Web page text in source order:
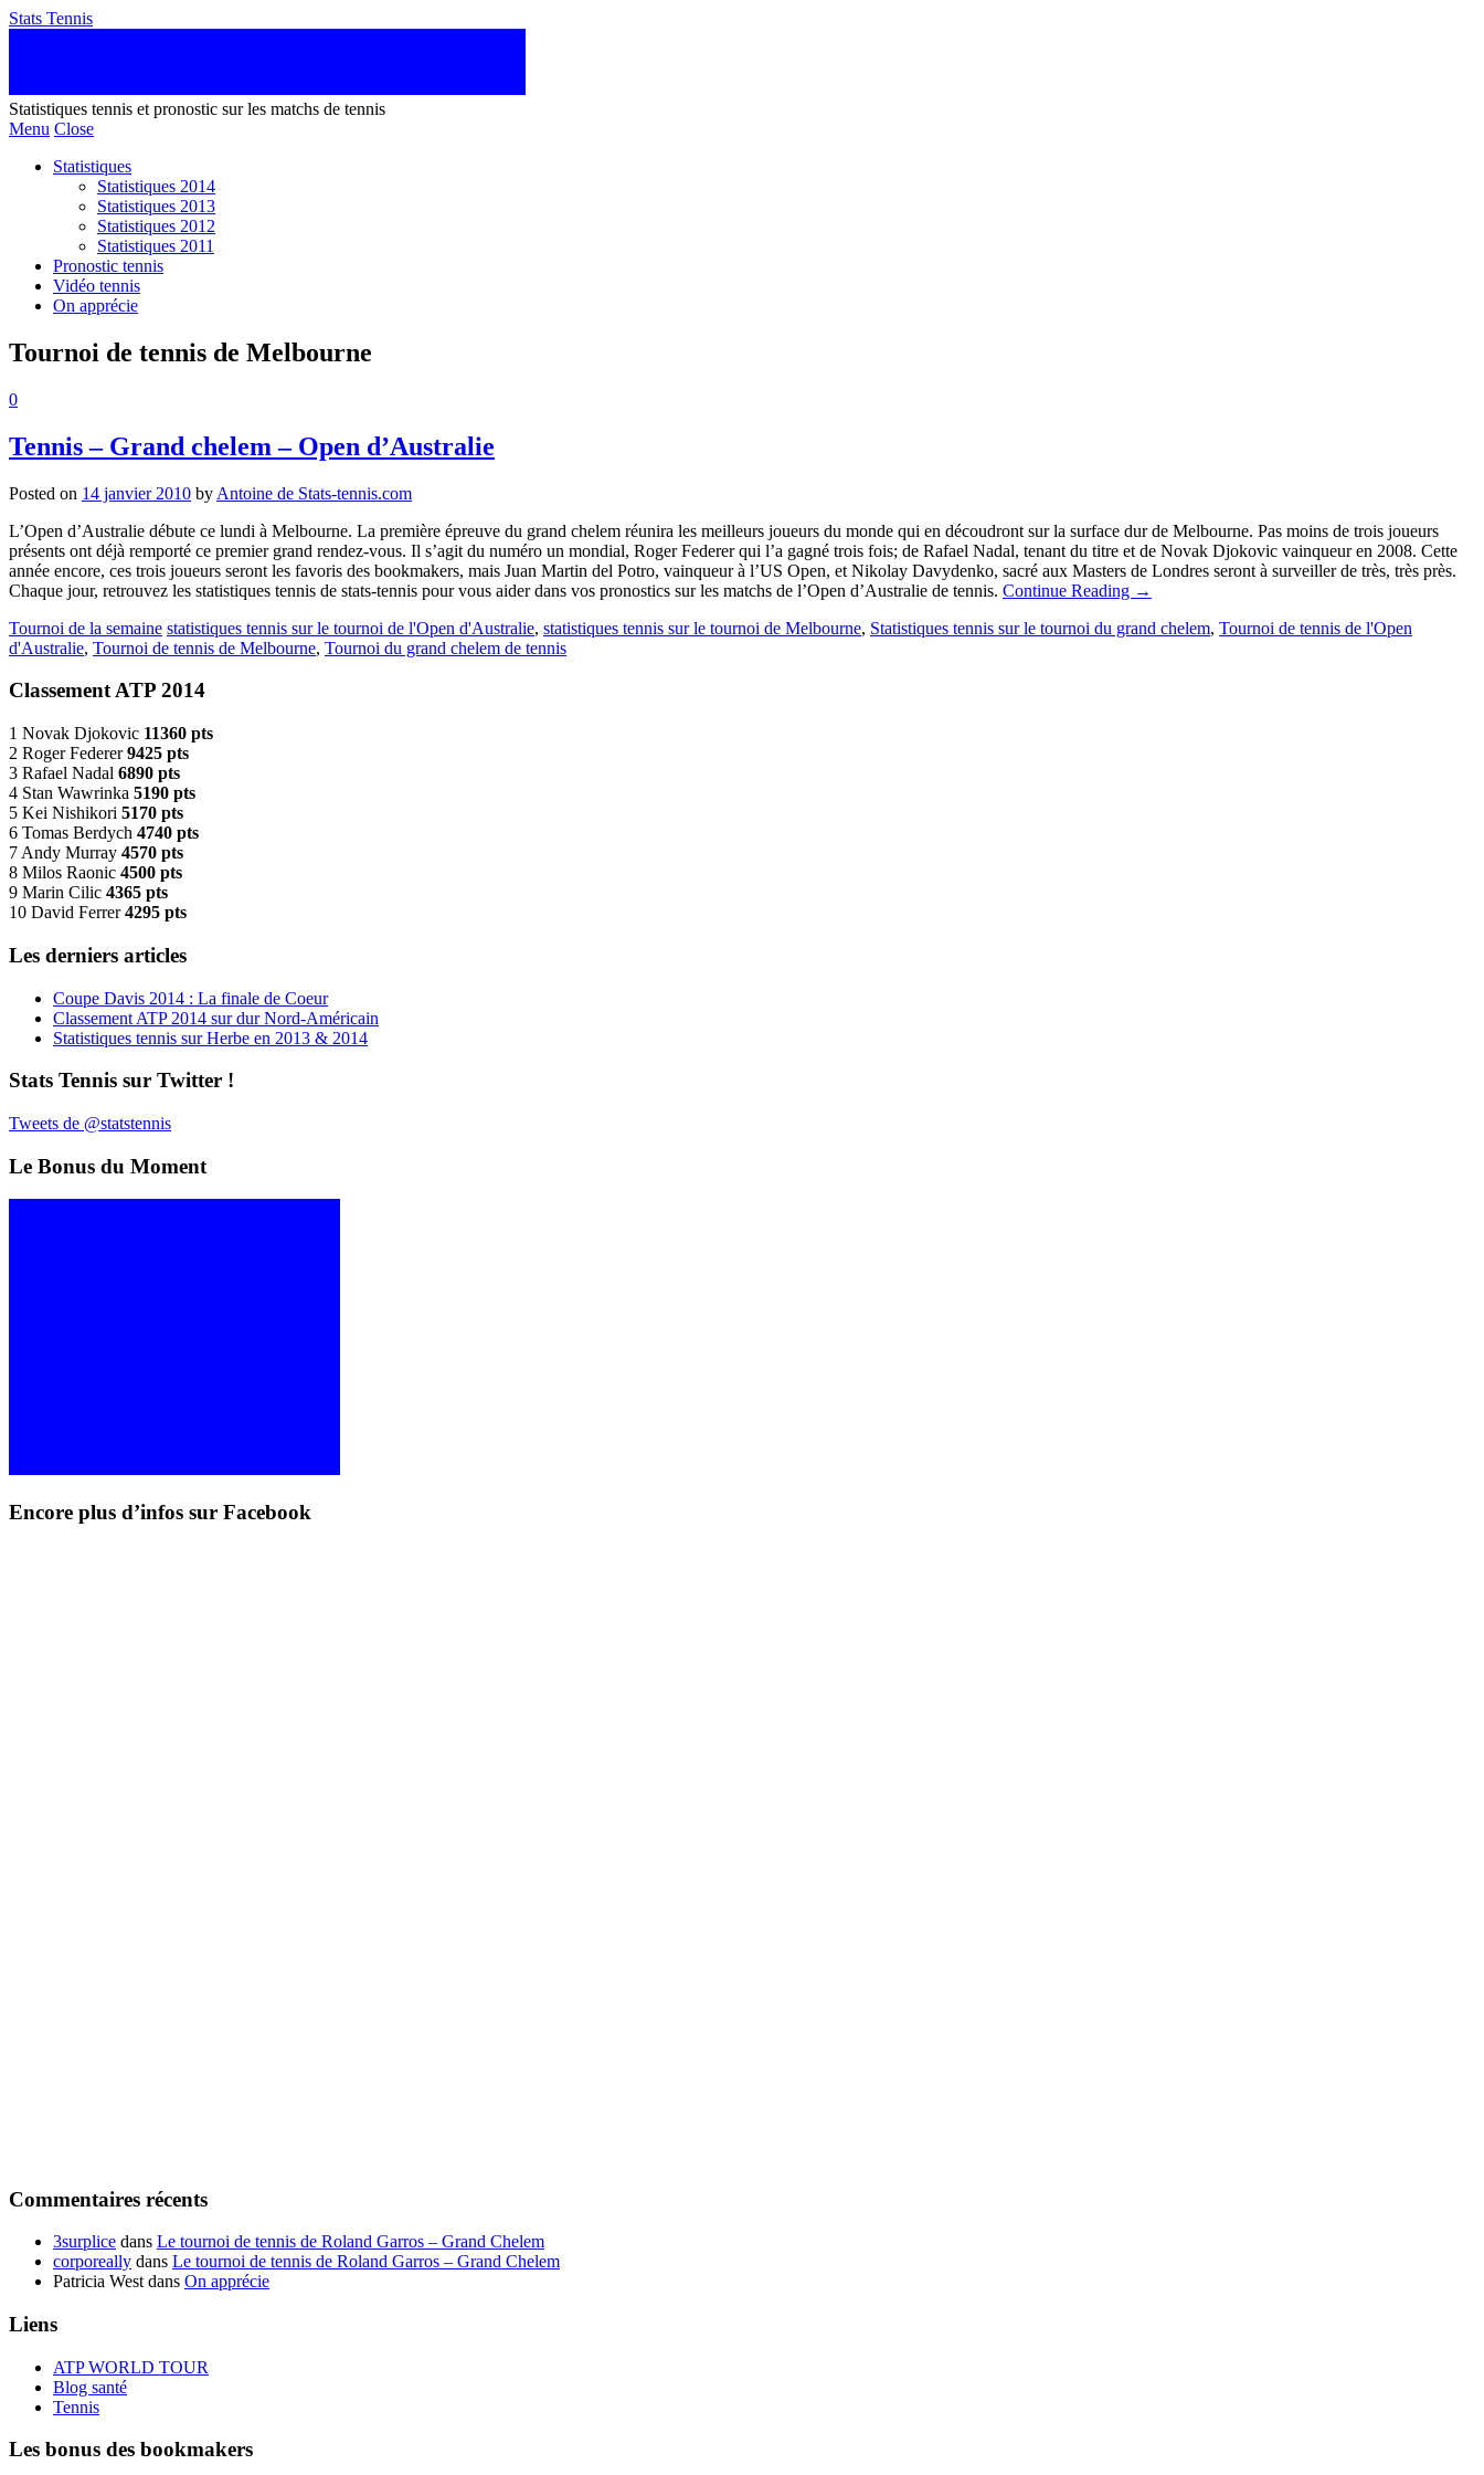
Stats Tennis
Statistiques tennis et pronostic sur les matchs de tennis
Menu Close
Statistiques
Statistiques 2014
Statistiques 2013
Statistiques 2012
Statistiques 2011
Pronostic tennis
Vidéo tennis
On apprécie
Tournoi de tennis de Melbourne
0
Tennis – Grand chelem – Open d’Australie
Posted on 14 janvier 2010 by Antoine de Stats-tennis.com
L’Open d’Australie débute ce lundi à Melbourne. La première épreuve du grand chelem réunira les meilleurs joueurs du monde qui en découdront sur la surface dur de Melbourne. Pas moins de trois joueurs
présents ont déjà remporté ce premier grand rendez-vous. Il s’agit du numéro un mondial, Roger Federer qui l’a gagné trois fois; de Rafael Nadal, tenant du titre et de Novak Djokovic vainqueur en 2008. Cette
année encore, ces trois joueurs seront les favoris des bookmakers, mais Juan Martin del Potro, vainqueur à l’US Open, et Nikolay Davydenko, sacré aux Masters de Londres seront à surveiller de très, très près.
Chaque jour, retrouvez les statistiques tennis de stats-tennis pour vous aider dans vos pronostics sur les matchs de l’Open d’Australie de tennis. Continue Reading →
Tournoi de la semaine statistiques tennis sur le tournoi de l'Open d'Australie, statistiques tennis sur le tournoi de Melbourne, Statistiques tennis sur le tournoi du grand chelem, Tournoi de tennis de l'Open
d'Australie, Tournoi de tennis de Melbourne, Tournoi du grand chelem de tennis
Classement ATP 2014
1 Novak Djokovic 11360 pts
2 Roger Federer9425 pts
3 Rafael Nadal 6890 pts
4 Stan Wawrinka 5190 pts
5 Kei Nishikori 5170 pts
6 Tomas Berdych 4740 pts
7 Andy Murray 4570 pts
8 Milos Raonic 4500 pts
9 Marin Cilic 4365 pts
10 David Ferrer4295 pts
Les derniers articles
Coupe Davis 2014 : La finale de Coeur
Classement ATP 2014 sur dur Nord-Américain
Statistiques tennis sur Herbe en 2013 & 2014
Stats Tennis sur Twitter !
Tweets de @statstennis
Le Bonus du Moment
Encore plus d’infos sur Facebook
Commentaires récents
3surplice dans Le tournoi de tennis de Roland Garros – Grand Chelem
corporeally dans Le tournoi de tennis de Roland Garros – Grand Chelem
Patricia West dans On apprécie
Liens
ATP WORLD TOUR
Blog santé
Tennis
Les bonus des bookmakers